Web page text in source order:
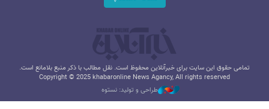
تمامی حقوق این سایت برای خبرآنلاین محفوظ است. نقل مطالب با ذکر منبع بلامانع است.
Copyright © 2025 khabaronline News Agancy, All rights reserved
طراحی و تولید: نستوه